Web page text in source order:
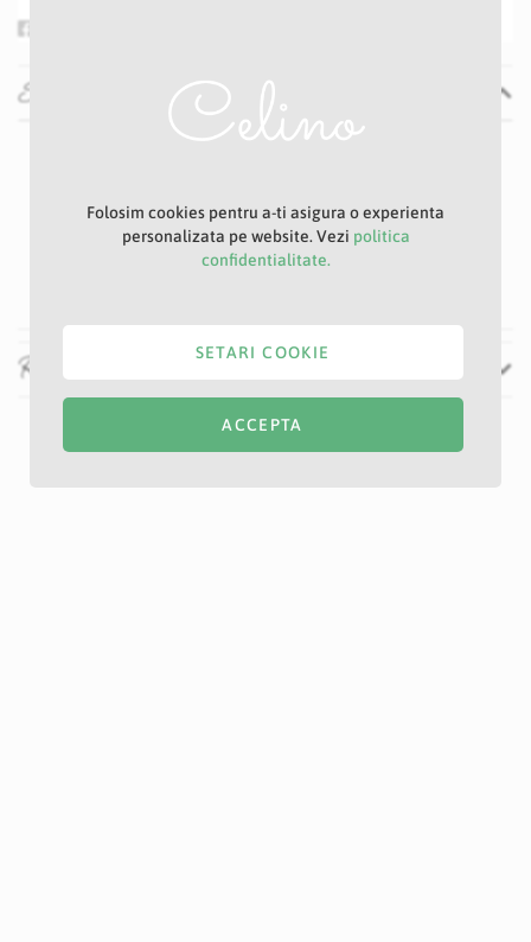
Specificatii
Galben
6 cm
Recenzii
Folosim cookies pentru a-ti asigura o experienta
personalizata pe website. Vezi politica
confidentialitate.
ACCEPTA
SETARI COOKIE